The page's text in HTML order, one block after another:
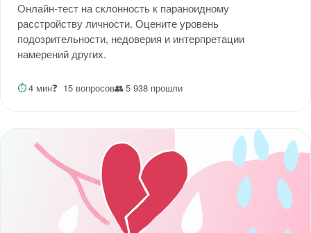
Онлайн-тест на склонность к параноидному
расстройству личности. Оцените уровень
подозрительности, недоверия и интерпретации
намерений других.
⏱4 мин❓ 15 вопросов👥5 938 прошли